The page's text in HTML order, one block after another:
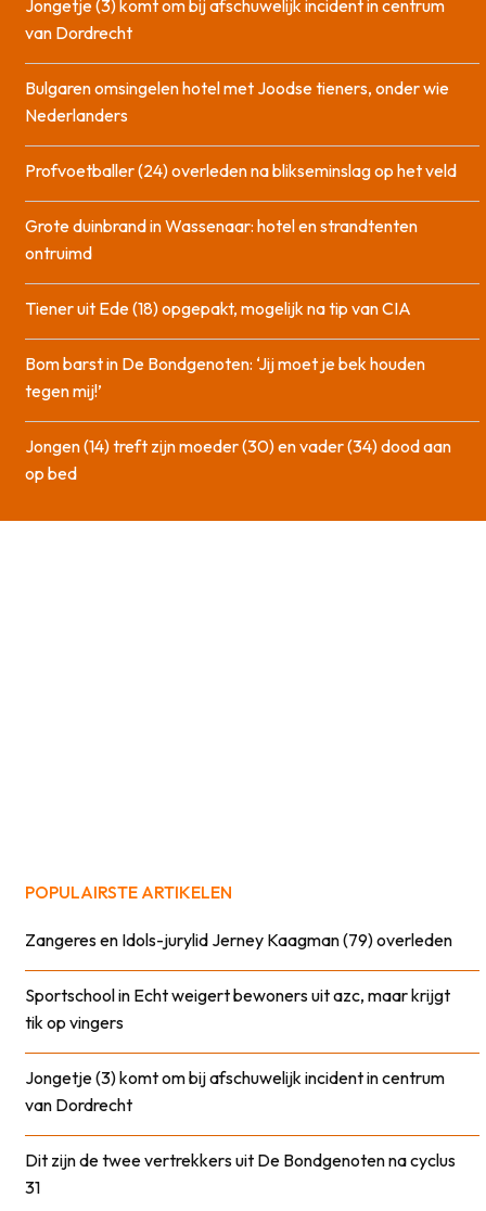
Jongetje (3) komt om bij afschuwelijk incident in centrum
van Dordrecht
Bulgaren omsingelen hotel met Joodse tieners, onder wie
Nederlanders
Profvoetballer (24) overleden na blikseminslag op het veld
Grote duinbrand in Wassenaar: hotel en strandtenten
ontruimd
Tiener uit Ede (18) opgepakt, mogelijk na tip van CIA
Bom barst in De Bondgenoten: ‘Jij moet je bek houden
tegen mij!’
Jongen (14) treft zijn moeder (30) en vader (34) dood aan
op bed
POPULAIRSTE ARTIKELEN
Zangeres en Idols-jurylid Jerney Kaagman (79) overleden
Sportschool in Echt weigert bewoners uit azc, maar krijgt
tik op vingers
Jongetje (3) komt om bij afschuwelijk incident in centrum
van Dordrecht
Dit zijn de twee vertrekkers uit De Bondgenoten na cyclus
31